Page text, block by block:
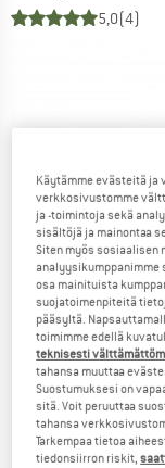
5,0(4)
Käytämme evästeitä ja
verkkosivustomme
ja -toimintoja sekä
sisältöjä ja mainontaa
Siten myös sosiaalisen
osa mainituista
suojatoimenpiteitä
pääsyltä.
toimimme edellä
teknisesti
tahansa muuttaa
Suostumuksesi on
sitä. Voit peruuttaa
tahansa
Tarkempaa tietoa
tiedonsiirron riskit,